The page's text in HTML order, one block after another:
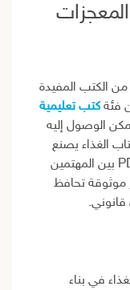
من الكتب المفيدة
فئة كتب تعليمية
الوصول إليه
الغذاء يصنع
المعجزات من الكتب المنتشرة بصيغة PDF بين المهتمين
موثوقة تحافظ
في بناء